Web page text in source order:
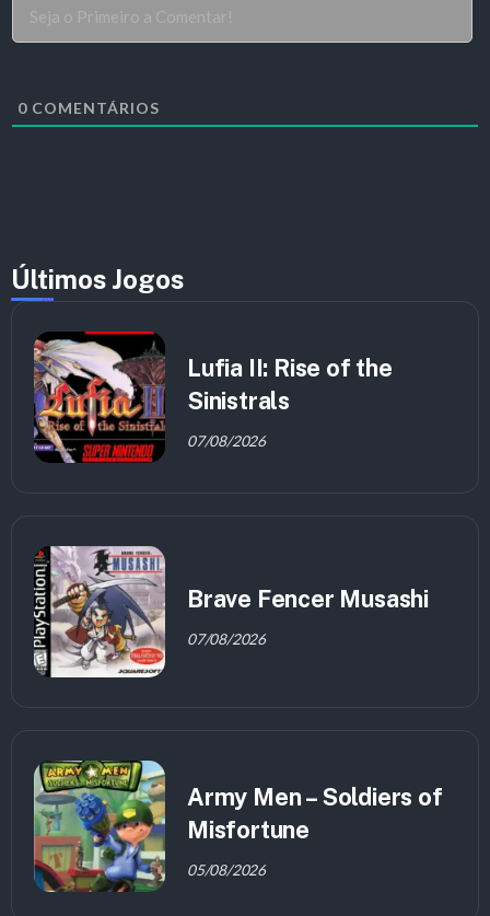
0 COMENTÁRIOS
Últimos Jogos
Lufia II: Rise of the
Sinistrals
07/08/2026
Brave Fencer Musashi
07/08/2026
Army Men – Soldiers of
Misfortune
05/08/2026